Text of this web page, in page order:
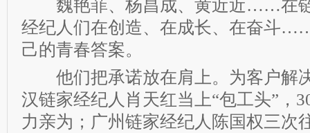
魏艳菲、杨昌成、黄近近……在链
经纪人们在创造、在成长、在奋斗
己的青春答案。
他们把承诺放在肩上。为客户解
汉链家经纪人肖天红当上“包工头”，
力亲为；广州链家经纪人陈国权三次